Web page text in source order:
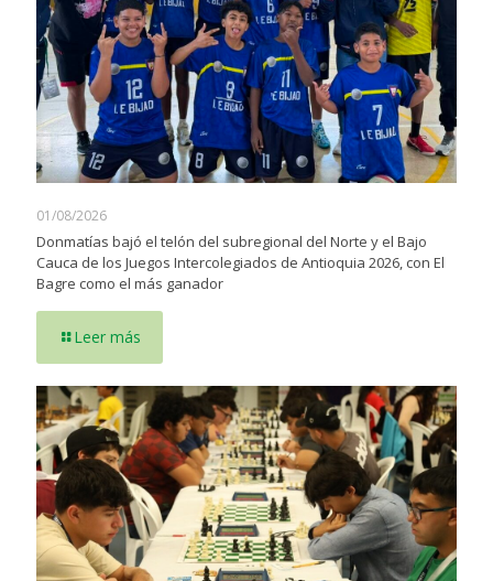
01/08/2026
Donmatías bajó el telón del subregional del Norte y el Bajo
Cauca de los Juegos Intercolegiados de Antioquia 2026, con El
Bagre como el más ganador
Leer más